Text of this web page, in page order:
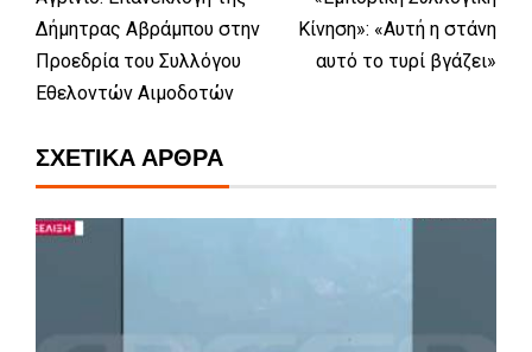
Δήμητρας Αβράμπου στην
Προεδρία του Συλλόγου
Εθελοντών Αιμοδοτών
Κίνηση»: «Αυτή η στάνη
αυτό το τυρί βγάζει»
ΣΧΕΤΙΚΆ ΆΡΘΡΑ